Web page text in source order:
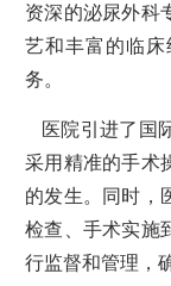
资深的泌尿外科
艺和丰富的临
务。
医院引进了国
采用精准的手术
的发生。同时，
检查、手术实施
行监督和管理，